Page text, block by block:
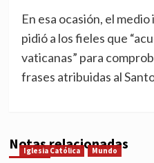
En esa ocasión, el
pidió a los fieles que
vaticanas” para
frases atribuidas al
Notas relacionadas
Iglesia Católica Mundo